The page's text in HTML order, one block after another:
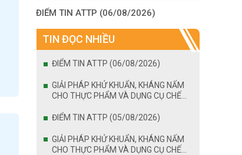
ĐIỂM TIN ATTP (06/08/2026)
TIN ĐỌC NHIỀU
ĐIỂM TIN ATTP (06/08/2026)
GIẢI PHÁP KHỬ KHUẨN, KHÁNG NẤM
CHO THỰC PHẨM VÀ DỤNG CỤ CHẾ
ĐIỂM TIN ATTP (05/08/2026)
GIẢI PHÁP KHỬ KHUẨN, KHÁNG NẤM
CHO THỰC PHẨM VÀ DỤNG CỤ CHẾ